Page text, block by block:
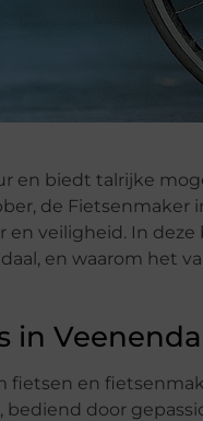
biedt talrijke
de Fietsenmaker
veiligheid. In
en waarom het
in
fietsen en
door